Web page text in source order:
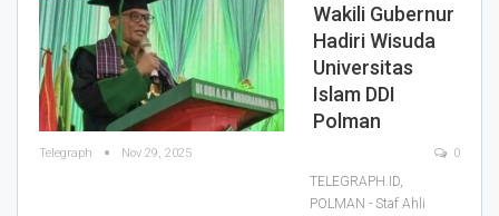
Wakili Gubernur
Hadiri Wisuda
Universitas
Islam DDI
Polman
Telegraph Nov 29, 2025 0
TELEGRAPH.ID,
POLMAN - Staf Ahli